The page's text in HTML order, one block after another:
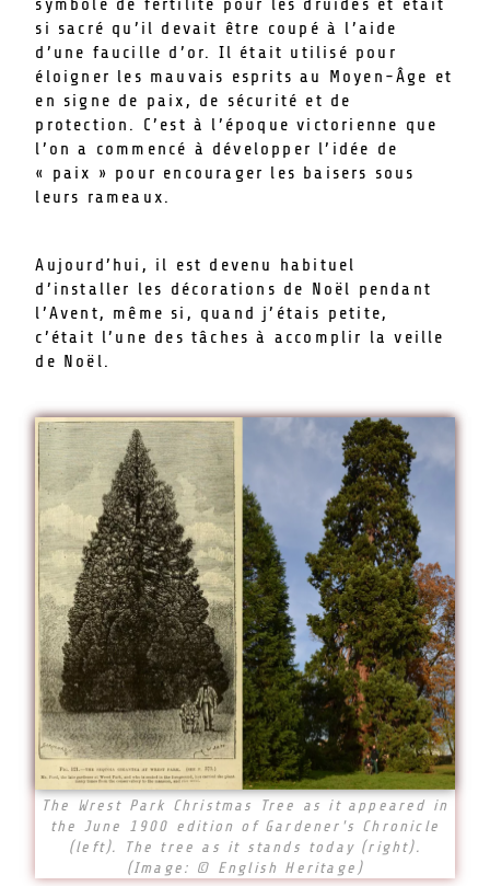
si sacré qu’il devait être coupé à l’aide
d’une faucille d’or. Il était utilisé pour
éloigner les mauvais esprits au Moyen-Âge et
en signe de paix, de sécurité et de
protection. C’est à l’époque victorienne que
l’on a commencé à développer l’idée de
« paix » pour encourager les baisers sous
leurs rameaux.
Aujourd’hui, il est devenu habituel
d’installer les décorations de Noël pendant
l’Avent, même si, quand j’étais petite,
c’était l’une des tâches à accomplir la veille
de Noël.
The Wrest Park Christmas Tree as it appeared in
the June 1900 edition of Gardener's Chronicle
(left). The tree as it stands today (right).
(Image: © English Heritage)